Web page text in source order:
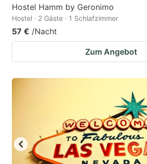
Hostel Hamm by Geronimo
Hostel · 2 Gäste · 1 Schlafzimmer
57 € /Nacht
Zum Angebot